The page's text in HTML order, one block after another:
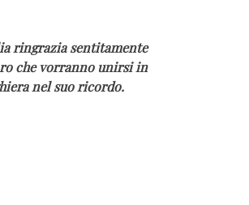
ringrazia sentitamente
che vorranno unirsi in
nel suo ricordo.